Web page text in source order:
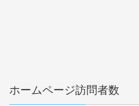
ホームページ訪問者数